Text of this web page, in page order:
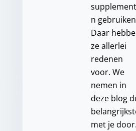
n
Daar
ze allerlei
redenen
voor. We
nemen in
deze blog
met je door.